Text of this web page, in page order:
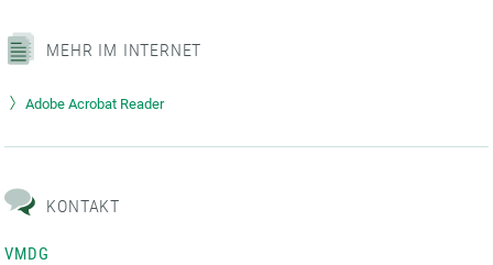
MEHR IM INTERNET
Adobe Acrobat Reader
KONTAKT
VMDG